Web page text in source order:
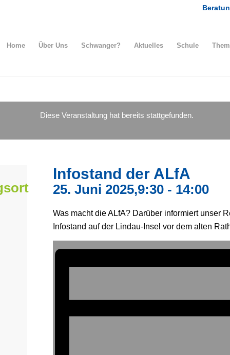
Home Über Uns Schwanger? Aktuelles Schule
Diese Veranstaltung hat bereits stattgefunden.
Infostand der ALfA
25. Juni 2025,9:30 - 14:00
Was macht die ALfA? Darüber informiert unser
Infostand auf der Lindau-Insel vor dem alten